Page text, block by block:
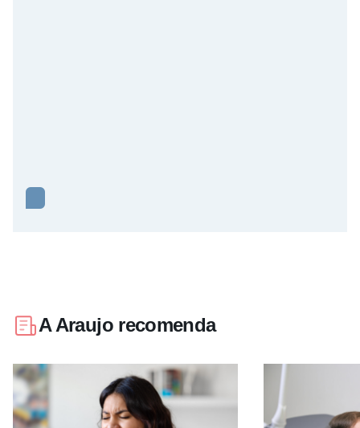
A Araujo recomenda